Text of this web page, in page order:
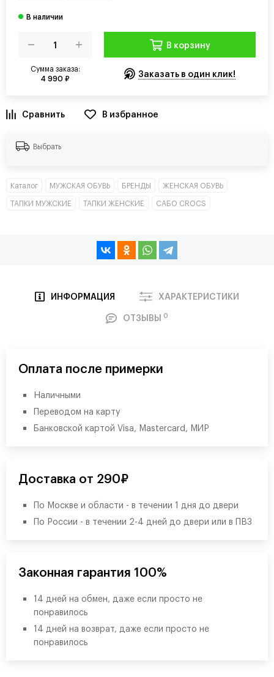
Сумма заказа:
4 990 ₽
В корзину
Заказать в один клик!
В избранное
Выбрать
Каталог МУЖСКАЯ ОБУВЬ БРЕНДЫ
ЖЕНСКАЯ ОБУВЬ
ТАПКИ МУЖСКИЕ
ТАПКИ ЖЕНСКИЕ САБО CROCS
ИНФОРМАЦИЯ
ХАРАКТЕРИСТИКИ
ОТЗЫВЫ 0
Оплата после примерки
Наличными
Переводом на карту
Банковской картой Visa, Mastercard, МИР
Доставка от 290₽
По Москве и области - в течении 1 дня до двери
По России - в течении 2-4 дней до двери или в ПВЗ
Законная гарантия 100%
14 дней на обмен, даже если просто не
понравилось
14 дней на возврат, даже если просто не
понравилось